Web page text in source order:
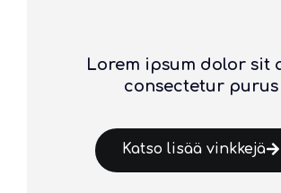
Lorem ipsum dolor sit
consectetur purus
Katso lisää vinkkejä